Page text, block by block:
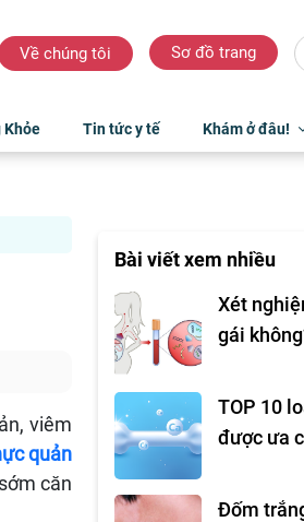
Về chúng tôi Sơ đồ trang
Khỏe Tin tức y tế Khám ở đâu!
viêm
quản
căn
Bài viết xem nhiều
Xét
gái
TOP 10
được ưa
Đốm